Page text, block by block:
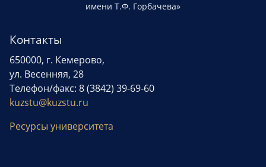
имени Т.Ф. Горбачева»
Контакты
650000, г. Кемерово,
ул. Весенняя, 28
Телефон/факс: 8 (3842) 39-69-60
kuzstu@kuzstu.ru
Ресурсы университета